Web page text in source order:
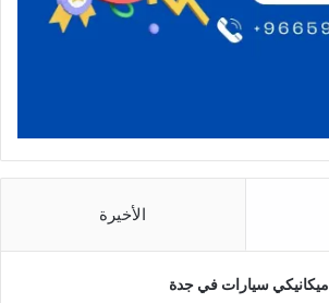
الأخيرة
ميكانيكي سيارات في جدة